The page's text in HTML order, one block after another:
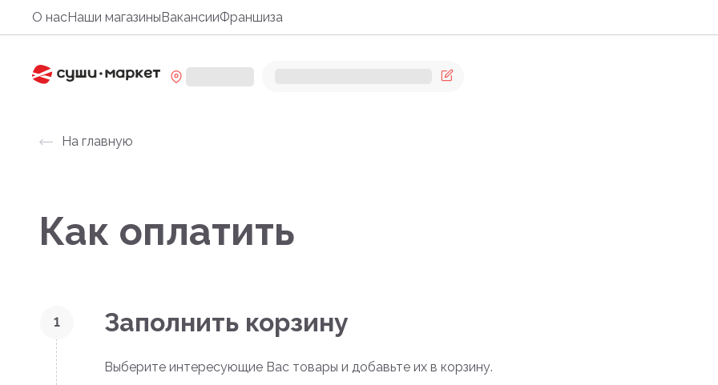
О насНаши магазиныВакансииФраншиза
На главную
Как оплатить
1 Заполнить корзину
Выберите интересующие Вас товары и добавьте их в корзину.